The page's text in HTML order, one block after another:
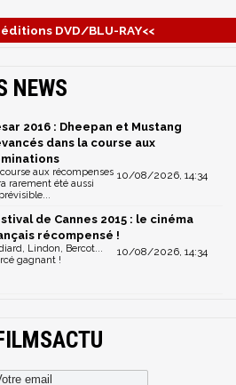
DVD/BLU-RAY<<
NEWS
2016 : Dheepan et Mustang
dans la course aux
10/08/2026, 14:34
aux récompenses
rarement été aussi
de Cannes 2015 : le cinéma
récompensé !
10/08/2026, 14:34
Lindon, Bercot...
gagnant !